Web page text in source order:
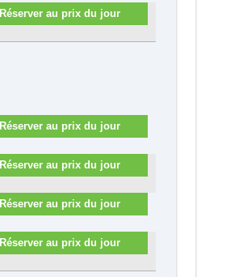
Réserver au prix du jour
Réserver au prix du jour
Réserver au prix du jour
Réserver au prix du jour
Réserver au prix du jour